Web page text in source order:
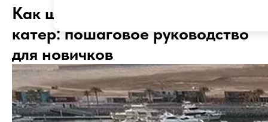
Как швартовать лодку или
катер: пошаговое руководство
для новичков